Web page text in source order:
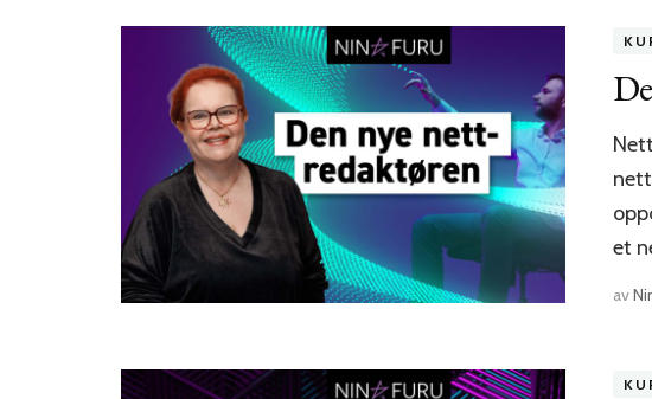
et
av